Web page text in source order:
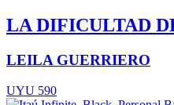
LA DIFICULTAD
LEILA GUERRIERO
UYU 590